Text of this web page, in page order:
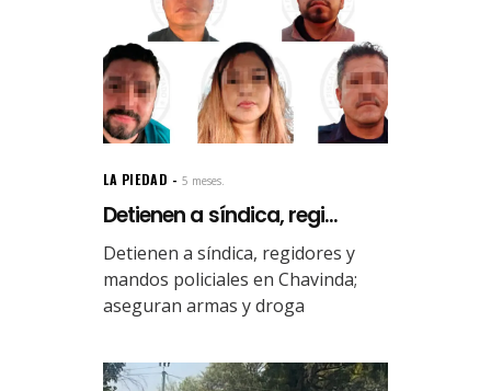
LA PIEDAD 5 meses.
Detienen a síndica, regi...
Detienen a síndica, regidores y
mandos policiales en Chavinda;
aseguran armas y droga